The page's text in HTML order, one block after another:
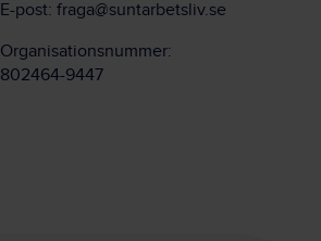
E-post: fraga@suntarbetsliv.se
Organisationsnummer:
802464-9447